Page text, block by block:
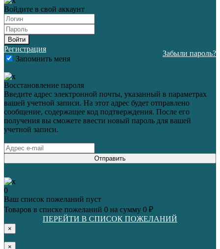
Войдите в свой аккаунт
Войти
Регистрация
Запомнить меня
Забыли пароль?
Восстановление пароля
Введите адрес электронной почты, указанный в параметрах
вашей учетной записи. На этот адрес будет отправлено
сообщение, содержащее код подтверждения. После его
получения вы сможете ввести новый пароль для вашей
учетной записи.
Отправить
0
Ваш список пожеланий пуст
Товаров в списке пожеланий 0 на сумму 0 ₽
ПЕРЕЙТИ В СПИСОК ПОЖЕЛАНИЙ
×
×